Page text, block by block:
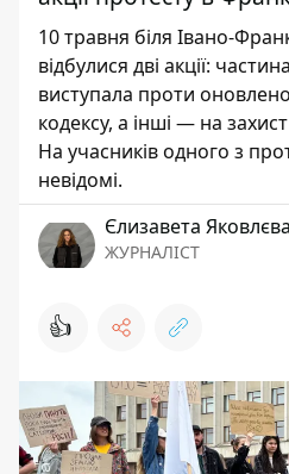
10 травня біля Івано-
відбулися дві акції:
виступала проти
кодексу, а інші — на
На учасників одного з
невідомі.
Єлизавета Яковлєва
ЖУРНАЛІСТ
👍